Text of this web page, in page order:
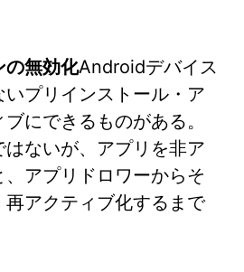
の無効化Androidデバイス
プリインストール・ア
にできるものがある。
ないが、アプリを非ア
アプリドロワーからそ
アクティブ化するまで